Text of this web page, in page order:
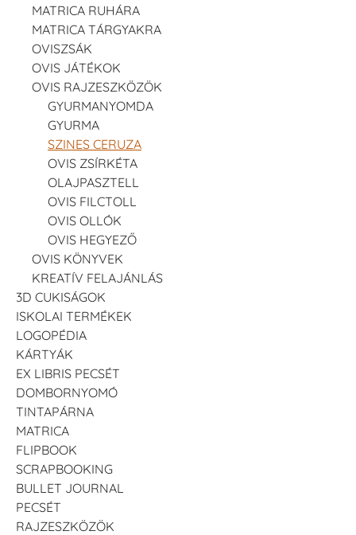
MATRICA RUHÁRA
MATRICA TÁRGYAKRA
OVISZSÁK
OVIS JÁTÉKOK
OVIS RAJZESZKÖZÖK
GYURMANYOMDA
GYURMA
SZINES CERUZA
OVIS ZSÍRKÉTA
OLAJPASZTELL
OVIS FILCTOLL
OVIS OLLÓK
OVIS HEGYEZŐ
OVIS KÖNYVEK
KREATÍV FELAJÁNLÁS
3D CUKISÁGOK
ISKOLAI TERMÉKEK
LOGOPÉDIA
KÁRTYÁK
EX LIBRIS PECSÉT
DOMBORNYOMÓ
TINTAPÁRNA
MATRICA
FLIPBOOK
SCRAPBOOKING
BULLET JOURNAL
PECSÉT
RAJZESZKÖZÖK